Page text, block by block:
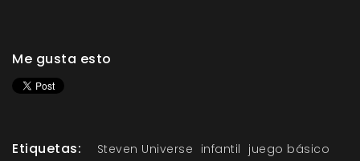
Me gusta esto
Etiquetas: Steven Universe infantil juego básico